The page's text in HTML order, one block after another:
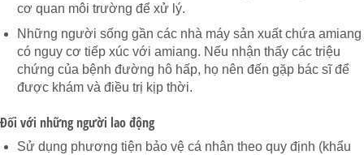
cơ quan môi trường để xử lý.
Những người sống gần các nhà máy sản xuất chứa amiang
có nguy cơ tiếp xúc với amiang. Nếu nhận thấy các triệu
chứng của bệnh đường hô hấp, họ nên đến gặp bác sĩ để
được khám và điều trị kịp thời.
Đối với những người lao động
Sử dụng phương tiện bảo vệ cá nhân theo quy định (khẩu